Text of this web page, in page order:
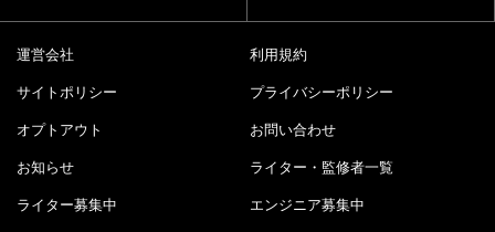
運営会社 利用規約
サイトポリシー プライバシーポリシー
オプトアウト お問い合わせ
お知らせ ライター・監修者一覧
ライター募集中 エンジニア募集中